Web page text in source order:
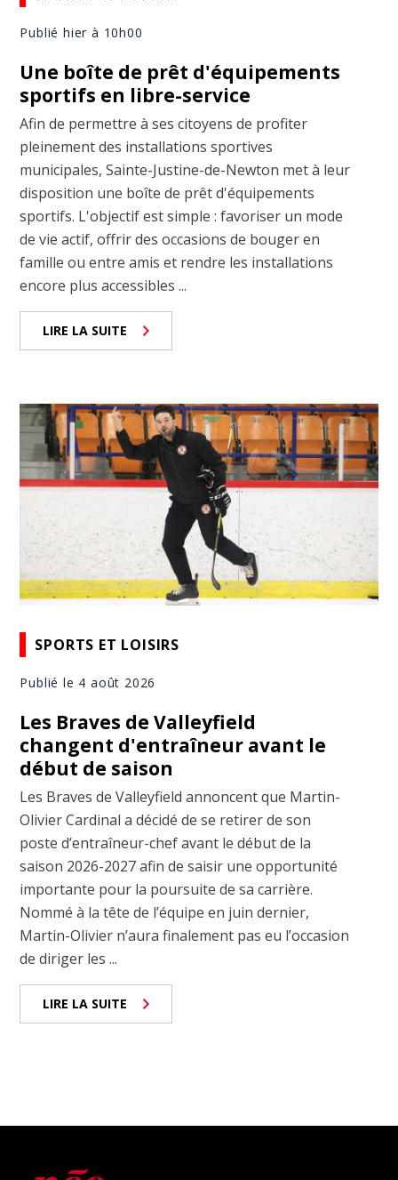
Publié hier à 10h00
Une boîte de prêt d'équipements
sportifs en libre-service
Afin de permettre à ses citoyens de profiter
pleinement des installations sportives
municipales, Sainte-Justine-de-Newton met à leur
disposition une boîte de prêt d'équipements
sportifs. L'objectif est simple : favoriser un mode
de vie actif, offrir des occasions de bouger en
famille ou entre amis et rendre les installations
encore plus accessibles ...
LIRE LA SUITE
SPORTS ET LOISIRS
Publié le 4 août 2026
Les Braves de Valleyfield
changent d'entraîneur avant le
début de saison
Les Braves de Valleyfield annoncent que Martin-
Olivier Cardinal a décidé de se retirer de son
poste d’entraîneur-chef avant le début de la
saison 2026-2027 afin de saisir une opportunité
importante pour la poursuite de sa carrière.
Nommé à la tête de l’équipe en juin dernier,
Martin-Olivier n’aura finalement pas eu l’occasion
de diriger les ...
LIRE LA SUITE